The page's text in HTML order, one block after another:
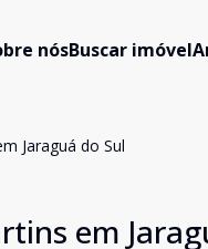
nósBuscar imóvel
Jaraguá do Sul
em